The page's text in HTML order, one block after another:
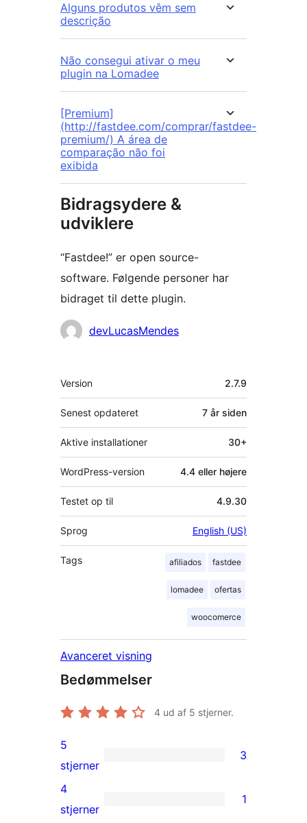
Alguns produtos vêm sem
descrição
Não consegui ativar o meu
plugin na Lomadee
[Premium]
(http://fastdee.com/comprar/fastdee-
premium/) A área de
comparação não foi
exibida
Bidragsydere &
udviklere
“Fastdee!” er open source-
software. Følgende personer har
bidraget til dette plugin.
Bidragsydere
devLucasMendes
Meta
Version 2.7.9
Senest opdateret 7 år siden
Aktive installationer 30+
WordPress-version 4.4 eller højere
Testet op til 4.9.30
Sprog English (US)
Tags afiliados fastdee
lomadee ofertas
woocomerce
Avanceret visning
Bedømmelser
4 ud af 5 stjerner.
3
5-
stjernet
5
stjerner
3
1
4
stjerner
1